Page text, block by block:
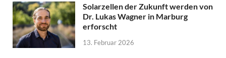
Solarzellen der Zukunft werden von
Dr. Lukas Wagner in Marburg
erforscht
13. Februar 2026